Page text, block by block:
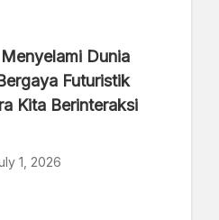
Dunia
Futuristik
Kita Berinteraksi
1, 2026